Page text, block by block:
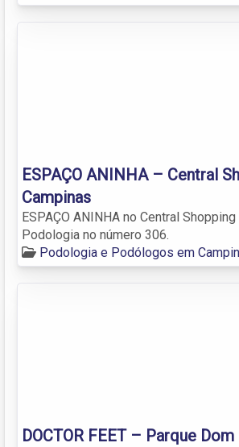
ESPAÇO ANINHA – Central
Campinas
ESPAÇO ANINHA no Central
Podologia no número 306.
Podologia e Podólogos em
DOCTOR FEET – Parque